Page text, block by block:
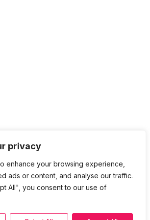
privacy
enhance your browsing experience,
ads or content, and analyse our traffic.
All", you consent to our use of